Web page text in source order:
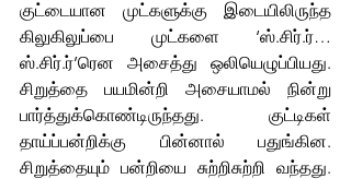
குட்டையான முட்களுக்கு இடையிலிருந்த
கிலுகிலுப்பை முட்களை ‘ஸ்.சிர்.ர்…
ஸ்.சிர்.ர்’ரென அசைத்து ஒலியெழுப்பியது.
சிறுத்தை பயமின்றி அசையாமல் நின்று
பார்த்துக்கொண்டிருந்தது. குட்டிகள்
தாய்ப்பன்றிக்கு பின்னால் பதுங்கின.
சிறுத்தையும் பன்றியை சுற்றிசுற்றி வந்தது.